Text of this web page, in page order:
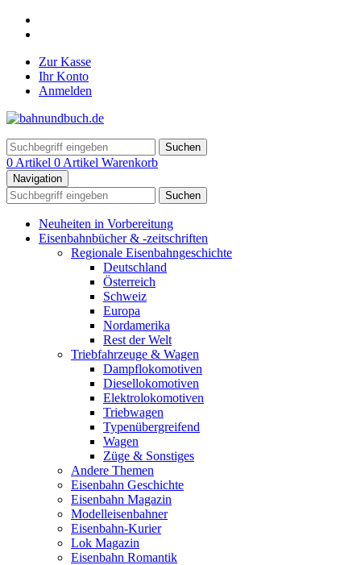
Zur Kasse
Ihr Konto
Anmelden
Suchen
0 Artikel 0 Artikel Warenkorb
Navigation
Suchen
Neuheiten in Vorbereitung
Eisenbahnbücher & -zeitschriften
Regionale Eisenbahngeschichte
Deutschland
Österreich
Schweiz
Europa
Nordamerika
Rest der Welt
Triebfahrzeuge & Wagen
Dampflokomotiven
Diesellokomotiven
Elektrolokomotiven
Triebwagen
Typenübergreifend
Wagen
Züge & Sonstiges
Andere Themen
Eisenbahn Geschichte
Eisenbahn Magazin
Modelleisenbahner
Eisenbahn-Kurier
Lok Magazin
Eisenbahn Romantik